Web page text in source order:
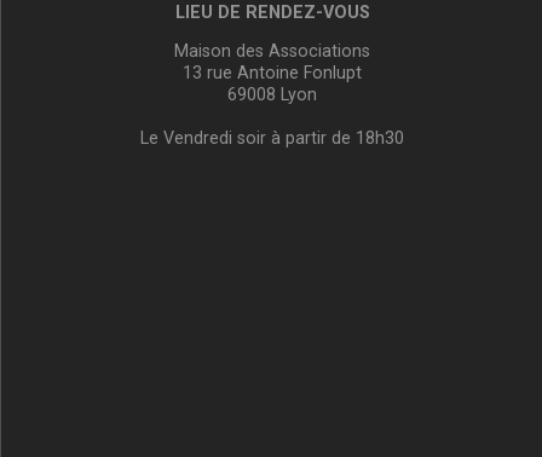
LIEU DE RENDEZ-VOUS
Maison des Associations
13 rue Antoine Fonlupt
69008 Lyon
Le Vendredi soir à partir de 18h30